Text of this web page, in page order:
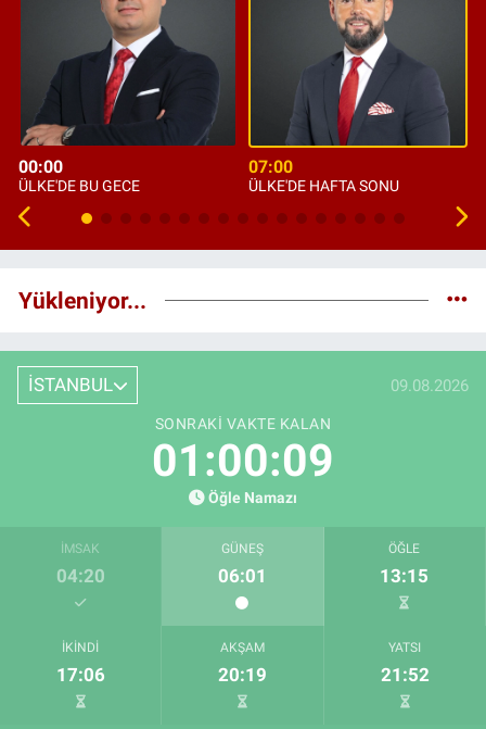
00:00
ÜLKE'DE BU GECE
07:00
ÜLKE'DE HAFTA SONU
Yükleniyor...
İSTANBUL 09.08.2026
SONRAKI VAKTE KALAN
01:00:08
Öğle Namazı
İMSAK
04:20
GÜNEŞ
06:01
ÖĞLE
13:15
İKINDI
17:06
AKŞAM
20:19
YATSI
21:52